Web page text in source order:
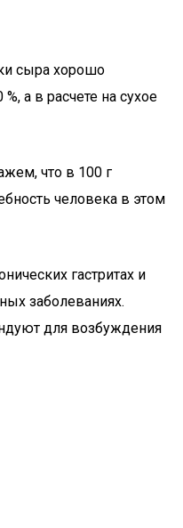
сыра хорошо
а в расчете на сухое
что в 100 г
человека в этом
гастритах и
заболеваниях.
для возбуждения